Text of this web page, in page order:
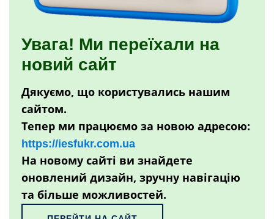
Увага! Ми переїхали на
новий сайт
Дякуємо, що користувались нашим
сайтом.
Тепер ми працюємо за новою адресою:
https://iesfukr.com.ua
На новому сайті ви знайдете
оновлений дизайн, зручну навігацію
та більше можливостей.